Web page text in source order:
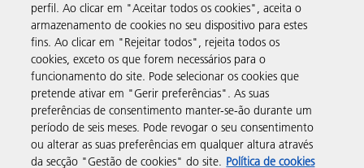
Assistência e contacto
Recursos
Siga-nos
perfil. Ao clicar em "Aceitar todos os cookies", aceita o
armazenamento de cookies no seu dispositivo para estes
fins. Ao clicar em "Rejeitar todos", rejeita todos os
cookies, exceto os que forem necessários para o
funcionamento do site. Pode selecionar os cookies que
pretende ativar em "Gerir preferências". As suas
preferências de consentimento manter-se-ão durante um
período de seis meses. Pode revogar o seu consentimento
ou alterar as suas preferências em qualquer altura através
da secção "Gestão de cookies" do site. Política de cookies